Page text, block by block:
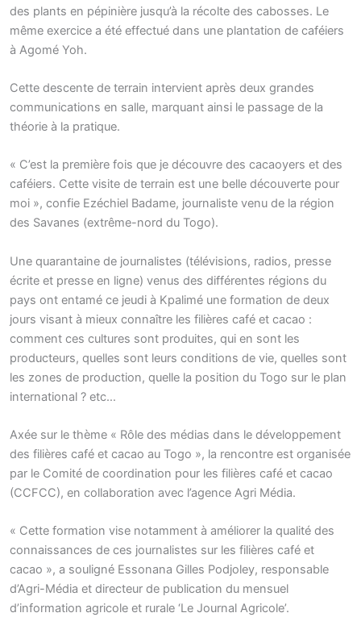
des plants en pépinière jusqu’à la récolte des cabosses. Le
même exercice a été effectué dans une plantation de caféiers
à Agomé Yoh.
Cette descente de terrain intervient après deux grandes
communications en salle, marquant ainsi le passage de la
théorie à la pratique.
« C’est la première fois que je découvre des cacaoyers et des
caféiers. Cette visite de terrain est une belle découverte pour
moi », confie Ezéchiel Badame, journaliste venu de la région
des Savanes (extrême-nord du Togo).
Une quarantaine de journalistes (télévisions, radios, presse
écrite et presse en ligne) venus des différentes régions du
pays ont entamé ce jeudi à Kpalimé une formation de deux
jours visant à mieux connaître les filières café et cacao :
comment ces cultures sont produites, qui en sont les
producteurs, quelles sont leurs conditions de vie, quelles sont
les zones de production, quelle la position du Togo sur le plan
international ? etc…
Axée sur le thème « Rôle des médias dans le développement
des filières café et cacao au Togo », la rencontre est organisée
par le Comité de coordination pour les filières café et cacao
(CCFCC), en collaboration avec l’agence Agri Média.
« Cette formation vise notamment à améliorer la qualité des
connaissances de ces journalistes sur les filières café et
cacao », a souligné Essonana Gilles Podjoley, responsable
d’Agri-Média et directeur de publication du mensuel
d’information agricole et rurale ‘Le Journal Agricole’.